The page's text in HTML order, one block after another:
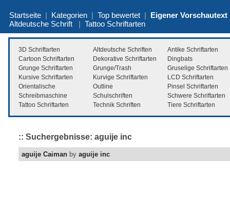
Startseite | Kategorien | Top bewertet | Eigener Vorschautext
Altdeutsche Schrift | Tattoo Schriftarten
3D Schriftarten Altdeutsche Schriften
Antike Schriftarten
Cartoon Schriftarten
Dekorative Schriftarten
Dingbats
Grunge Schriftarten
Grunge/Trash
Gruselige Schriftarten
Kursive Schriftarten
Kurvige Schriftarten
LCD Schriftarten
Orientalische
Outline
Pinsel Schriftarten
Schreibmaschine
Schulschriften
Schwere Schriftarten
Tattoo Schriftarten
Technik Schriften Tiere Schriftarten
:: Suchergebnisse: aguije inc
aguije Caiman by aguije inc